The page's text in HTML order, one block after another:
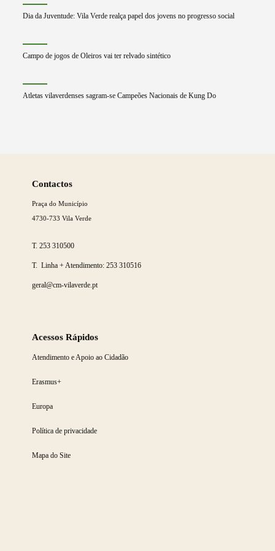
Dia da Juventude: Vila Verde realça papel dos jovens no progresso social
Campo de jogos de Oleiros vai ter relvado sintético
Atletas vilaverdenses sagram-se Campeões Nacionais de Kung Do
Contactos
Praça do Município
4730-733 Vila Verde
T.253 310500
T. Linha + Atendimento: 253 310516
geral@cm-vilaverde.pt
Acessos Rápidos
Atendimento e Apoio ao Cidadão
Erasmus+
Europa
Política de privacidade
Mapa do Site